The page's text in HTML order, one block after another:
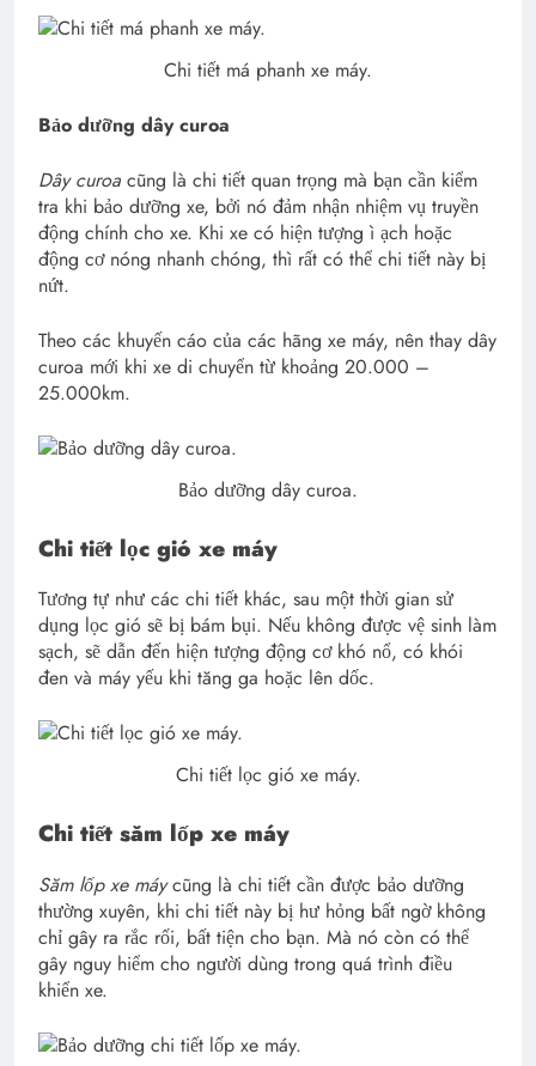
Chi tiết má phanh xe máy.
Bảo dưỡng dây curoa
Dây curoa cũng là chi tiết quan trọng mà bạn cần kiểm
tra khi bảo dưỡng xe, bởi nó đảm nhận nhiệm vụ truyền
động chính cho xe. Khi xe có hiện tượng ì ạch hoặc
động cơ nóng nhanh chóng, thì rất có thể chi tiết này bị
nứt.
Theo các khuyến cáo của các hãng xe máy, nên thay dây
curoa mới khi xe di chuyển từ khoảng 20.000 –
25.000km.
Bảo dưỡng dây curoa.
Chi tiết lọc gió xe máy
Tương tự như các chi tiết khác, sau một thời gian sử
dụng lọc gió sẽ bị bám bụi. Nếu không được vệ sinh làm
sạch, sẽ dẫn đến hiện tượng động cơ khó nổ, có khói
đen và máy yếu khi tăng ga hoặc lên dốc.
Chi tiết lọc gió xe máy.
Chi tiết săm lốp xe máy
Săm lốp xe máycũng là chi tiết cần được bảo dưỡng
thường xuyên, khi chi tiết này bị hư hỏng bất ngờ không
chỉ gây ra rắc rối, bất tiện cho bạn. Mà nó còn có thể
gây nguy hiểm cho người dùng trong quá trình điều
khiển xe.